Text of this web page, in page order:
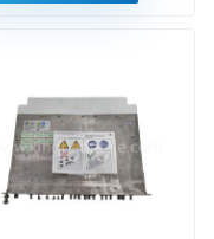
höchster Qualität. All